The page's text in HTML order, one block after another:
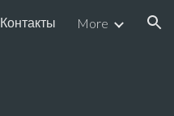
Контакты More